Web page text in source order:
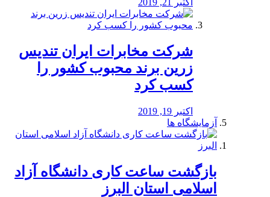
اکتبر 21, 2019
شرکت مخابرات ایران تندیس
زرین برند محبوب کشور را
کسب کرد
اکتبر 19, 2019
آزمایشگاه ها
بازگشت ساعت کاری دانشگاه آزاد
اسلامی استان البرز